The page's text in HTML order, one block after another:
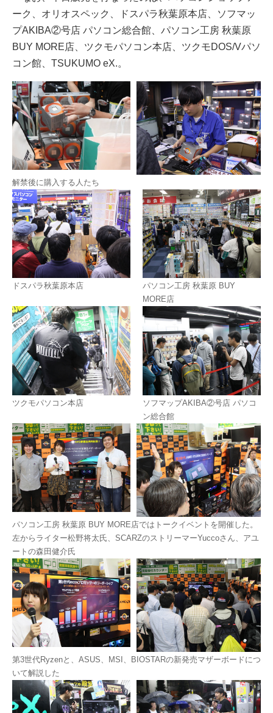
ーク、オリオスペック、ドスパラ秋葉原本店、ソフマッ
プAKIBA②号店 パソコン総合館、パソコン工房 秋葉原
BUY MORE店、ツクモパソコン本店、ツクモDOS/Vパソ
コン館、TSUKUMO eX.。
解禁後に購入する人たち
ドスパラ秋葉原本店
パソコン工房 秋葉原 BUY
MORE店
ツクモパソコン本店
ソフマップAKIBA②号店 パソコ
ン総合館
パソコン工房 秋葉原 BUY MORE店ではトークイベントを開催した。
左からライター松野将太氏、SCARZのストリーマーYuccoさん、アユ
ートの森田健介氏
第3世代Ryzenと、ASUS、MSI、BIOSTARの新発売マザーボードにつ
いて解説した